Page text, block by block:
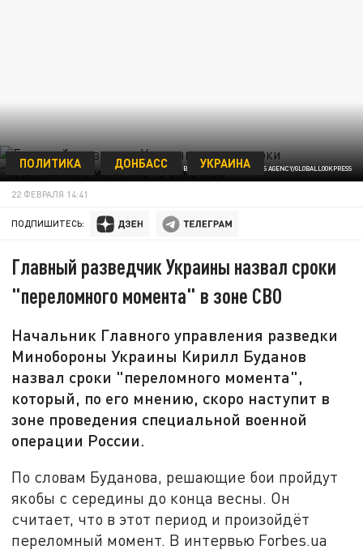
© PAVLO BAHMUT/KEYSTONE PRESS AGENCY/GLOBALLOOKPRESS
ПОЛИТИКА ДОНБАСС УКРАИНА
22 ФЕВРАЛЯ 14:41
ПОДПИШИТЕСЬ:
Главный разведчик Украины назвал сроки
"переломного момента" в зоне СВО
Начальник Главного управления разведки
Минобороны Украины Кирилл Буданов
назвал сроки "переломного момента",
который, по его мнению, скоро наступит в
зоне проведения специальной военной
операции России.
По словам Буданова, решающие бои пройдут
якобы с середины до конца весны. Он
считает, что в этот период и произойдёт
переломный момент. В интервью Forbes.ua